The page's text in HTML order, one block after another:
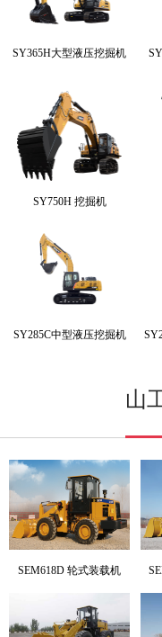
SY365H大型液压挖掘机
SY750H 挖掘机
SY285C中型液压挖掘机
山
SEM618D 轮式装载机